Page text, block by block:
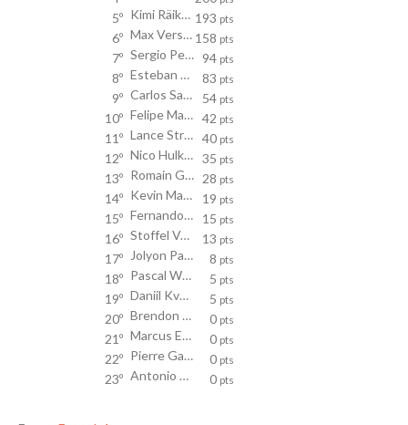
5º Kimi Räikkönen 193 pts
6º Max Verstappen 158 pts
7º Sergio Perez 94 pts
8º Esteban Ocon 83 pts
9º Carlos Sainz 54 pts
10º Felipe Massa 42 pts
11º Lance Stroll 40 pts
12º Nico Hulkenberg 35 pts
13º Romain Grosjean 28 pts
14º Kevin Magnussen 19 pts
15º Fernando Alonso 15 pts
16º Stoffel Vandoorne 13 pts
17º Jolyon Palmer 8 pts
18º Pascal Wehrlein 5 pts
19º Daniil Kvyat 5 pts
20º Brendon Hartley 0 pts
21º Marcus Ericsson 0 pts
22º Pierre Gasly 0 pts
23º Antonio Giovinazzi 0 pts